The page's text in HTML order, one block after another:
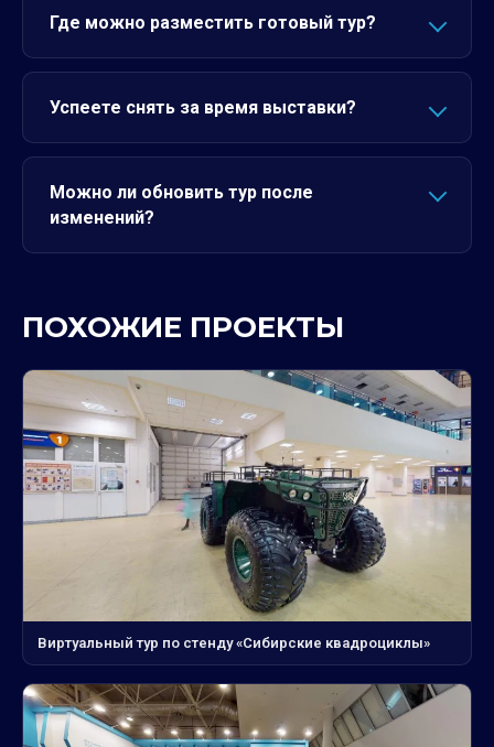
Где можно разместить готовый тур?
Успеете снять за время выставки?
Можно ли обновить тур после
изменений?
ПОХОЖИЕ ПРОЕКТЫ
Виртуальный тур по стенду «Сибирские квадроциклы»